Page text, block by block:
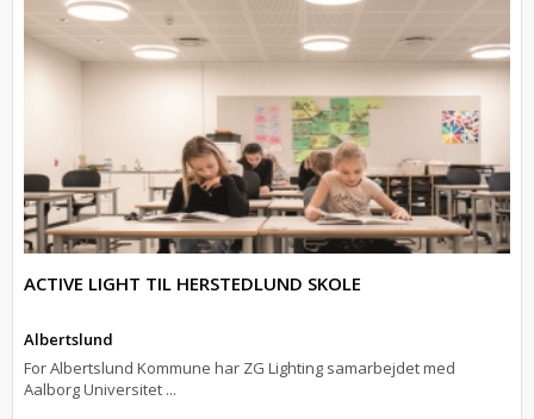
ACTIVE LIGHT TIL HERSTEDLUND SKOLE
Albertslund
For Albertslund Kommune har ZG Lighting samarbejdet med
Aalborg Universitet ...